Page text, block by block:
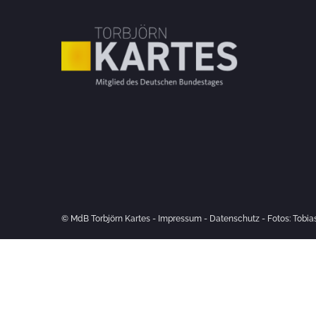
© MdB Torbjörn Kartes - Impressum - Datenschutz - Fotos: